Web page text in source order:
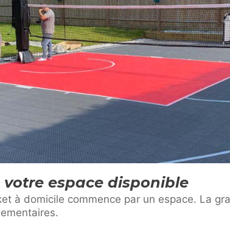
espace disponible
à domicile commence par un espace. La